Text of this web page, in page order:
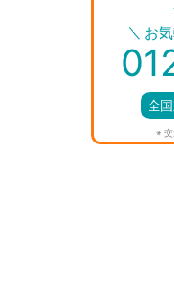
＼ お
全
※